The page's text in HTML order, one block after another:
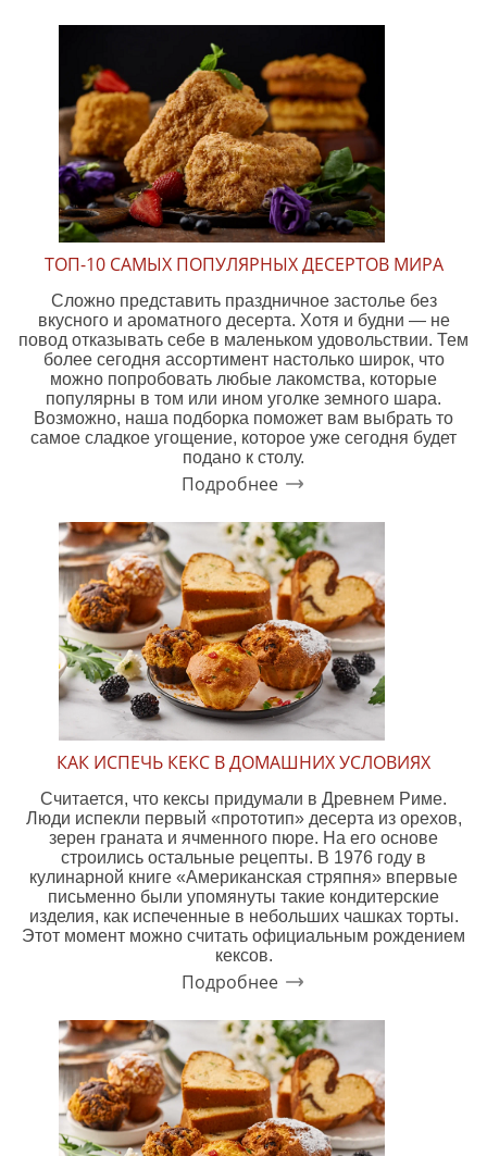
ТОП-10 САМЫХ ПОПУЛЯРНЫХ ДЕСЕРТОВ МИРА
Сложно представить праздничное застолье без
вкусного и ароматного десерта. Хотя и будни — не
повод отказывать себе в маленьком удовольствии. Тем
более сегодня ассортимент настолько широк, что
можно попробовать любые лакомства, которые
популярны в том или ином уголке земного шара.
Возможно, наша подборка поможет вам выбрать то
самое сладкое угощение, которое уже сегодня будет
подано к столу.
Подробнее
КАК ИСПЕЧЬ КЕКС В ДОМАШНИХ УСЛОВИЯХ
Считается, что кексы придумали в Древнем Риме.
Люди испекли первый «прототип» десерта из орехов,
зерен граната и ячменного пюре. На его основе
строились остальные рецепты. В 1976 году в
кулинарной книге «Американская стряпня» впервые
письменно были упомянуты такие кондитерские
изделия, как испеченные в небольших чашках торты.
Этот момент можно считать официальным рождением
кексов.
Подробнее